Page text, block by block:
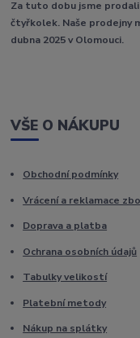
Za tuto dobu jsme
čtyřkolek. Naše prodejny
dubna 2025 v Olomouci.
VŠE O NÁKUPU
Obchodní podmínky
Vrácení a reklamace
Doprava a platba
Ochrana osobních údajů
Tabulky velikostí
Platební metody
Nákup na splátky